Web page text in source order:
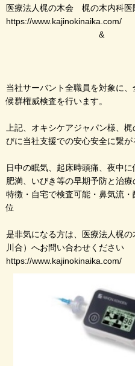
医療法人梶の木会 梶の木内科
https://www.kajinokinaika.com/
& 株式会社サ
当社サーバント全職員を対象に
候群権威検査を行います。
上記、オキシケアジャパン様、
びに当社支援での安心安全に繋が
日中の眠気、起床時頭痛、夜中
肥満、いびき等の早期予防と治療
特徴・自宅で検査可能・鼻気流
位
是非気になる方は、医療法人梶
川合）へお問い合わせください
https://www.kajinokinaika.com/